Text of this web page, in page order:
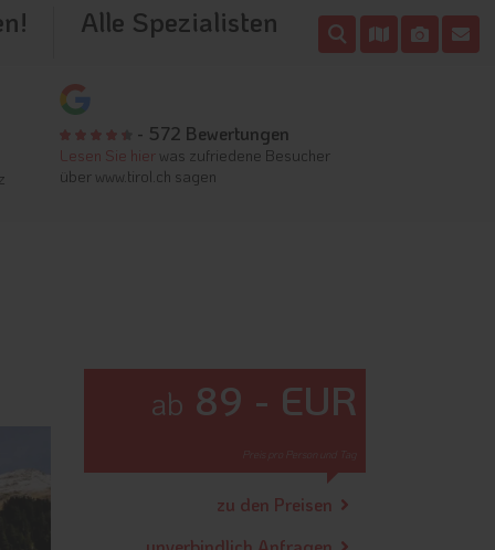
Alle Spezialisten
- 572 Bewertungen
Lesen Sie hierwas zufriedene Besucher
über www.tirol.ch sagen
ab 89 - EUR
zu den Preisen